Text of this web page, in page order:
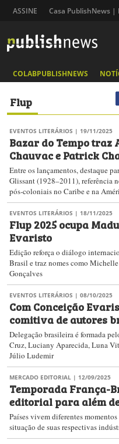
ASSINE Casa PublishNews |
COLABPUBLISHNEWS
Flup
EVENTOS LITERÁRIOS | 19/11/2025
Bazar do Tempo
Chauvac e Patrick
Entre os lançamentos, destaque
Glissant (1928–2011), referência
pós-coloniais no Caribe e na
EVENTOS LITERÁRIOS | 18/11/2025
Flup 2025 ocupa
Evaristo
Edição reforça o diálogo
Brasil e traz nomes como
Gonçalves
EVENTOS LITERÁRIOS | 08/10/2025
Com Conceição
comitiva de autores
Delegação brasileira é formada
Cruz, Luciany Aparecida, ​Luna
Júlio Ludemir
MERCADO EDITORIAL | 12/09/2025
Temporada França-
editorial para além
Países vivem diferentes
situação de suas respectivas